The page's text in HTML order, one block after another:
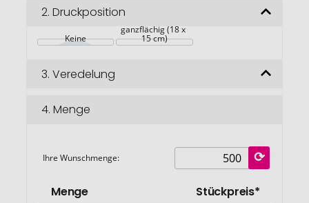
2. Druckposition
Keine
ganzflächig (18 x
15 cm)
3. Veredelung
4. Menge
Ihre Wunschmenge:
Menge
Stückpreis*